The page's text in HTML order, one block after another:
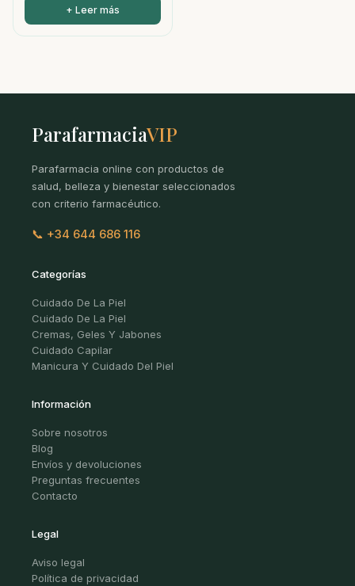
+ Leer más
ParafarmaciaVIP
Parafarmacia online con productos de
salud, belleza y bienestar seleccionados
con criterio farmacéutico.
📞 +34 644 686 116
Categorías
Cuidado De La Piel
Cuidado De La Piel
Cremas, Geles Y Jabones
Cuidado Capilar
Manicura Y Cuidado Del Piel
Información
Sobre nosotros
Blog
Envíos y devoluciones
Preguntas frecuentes
Contacto
Legal
Aviso legal
Política de privacidad